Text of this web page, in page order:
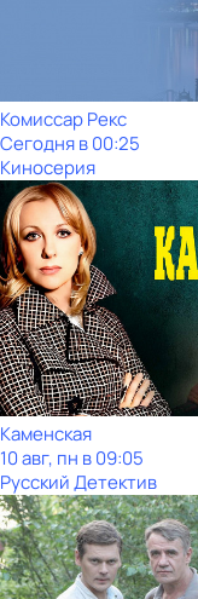
Комиссар Рекс
Сегодня в 00:25
Киносерия
Каменская
10 авг, пн в 09:05
Русский Детектив